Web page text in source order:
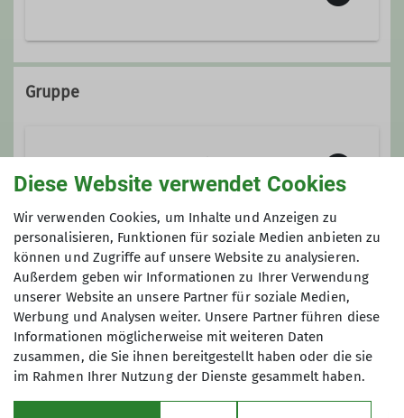
0911/790 69 73
Gruppe
Wir sindeine Wandergruppe unter
dem Dach des Deutschen
Alpenvereins – Sektion Fürth.
Der Name unserer Gruppe„Franken zu
Fuß“ist Programm:Wir sind
überwiegend Franken und wir
wandern in Franken.Wir
durchwandern hierbei sowohl die
Anmeldung
0911/7906973
Diese Website verwendet Cookies
Wir verwenden Cookies, um Inhalte und Anzeigen zu
personalisieren, Funktionen für soziale Medien anbieten zu
können und Zugriffe auf unsere Website zu analysieren.
Außerdem geben wir Informationen zu Ihrer Verwendung
unserer Website an unsere Partner für soziale Medien,
Werbung und Analysen weiter. Unsere Partner führen diese
Informationen möglicherweise mit weiteren Daten
zusammen, die Sie ihnen bereitgestellt haben oder die sie
im Rahmen Ihrer Nutzung der Dienste gesammelt haben.